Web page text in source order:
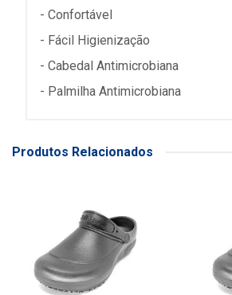
- Confortável
- Fácil Higienização
- Cabedal Antimicrobiana
- Palmilha Antimicrobiana
Produtos Relacionados